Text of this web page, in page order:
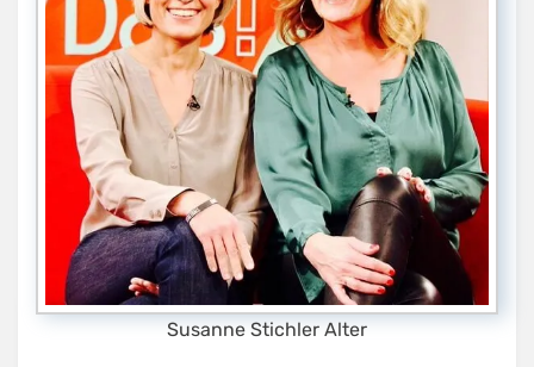
Susanne Stichler Alter